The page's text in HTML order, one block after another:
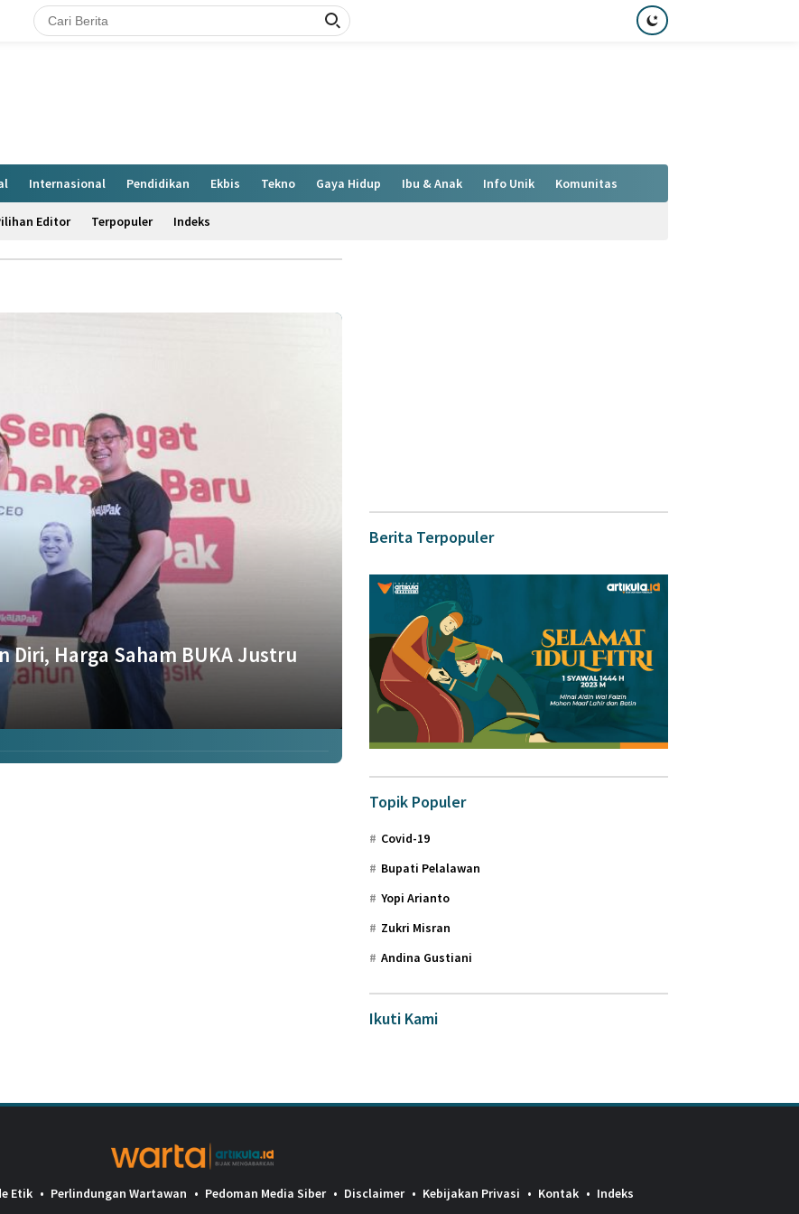
Internasional Pendidikan Ekbis Tekno Gaya Hidup Ibu & Anak Info Unik Komunitas
Editor Terpopuler Indeks
Diri, Harga Saham BUKA Justru
Berita Terpopuler
Topik Populer
Covid-19
Bupati Pelalawan
Yopi Arianto
Zukri Misran
Andina Gustiani
Ikuti Kami
Etik Perlindungan Wartawan Pedoman Media Siber Disclaimer Kebijakan Privasi Kontak Indeks